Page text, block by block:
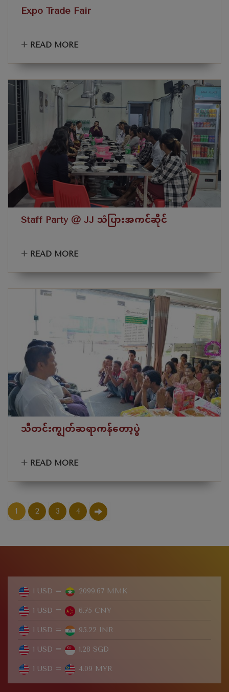
Expo Trade Fair
+ READ MORE
Staff Party @ JJ သံပြားအကင်ဆိုင်
+ READ MORE
သီတင်းကျွတ်ဆရာကန်တော့ပွဲ
+ READ MORE
1 2 3 4
1 USD = 2099.67 MMK
1 USD = 6.75 CNY
1 USD = 95.22 INR
1 USD = 1.28 SGD
1 USD = 4.09 MYR